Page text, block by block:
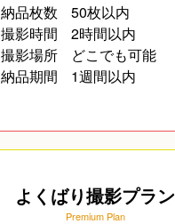
納品枚数
50枚以内
撮影時間
2時間以内
撮影場所
どこでも可能
納品期間
1週間以内
よくばり撮影プラン
Premium Plan